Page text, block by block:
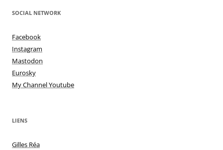
SOCIAL NETWORK
Facebook
Instagram
Mastodon
Eurosky
My Channel Youtube
LIENS
Gilles Réa